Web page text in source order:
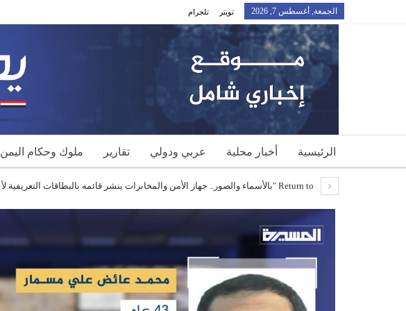
الجمعة, أغسطس 7, 2026 تويتر تلجرام
الرئيسية أخبار محلية عربي ودولي تقارير ملوك وحكام اليمن